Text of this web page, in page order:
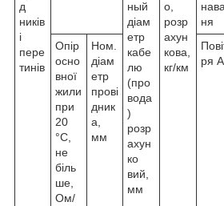
д
ників
і
пере
тинів
ный
діам
етр
кабе
лю
(про
вода
)
розр
ахун
ко
вий,
мм
о,
розр
ахун
кова,
кг/км
ня
Опір
осно
вної
жили
при
20
°C,
не
біль
ше,
Ом/
Ном.
діам
етр
прові
дник
а,
мм
ря А